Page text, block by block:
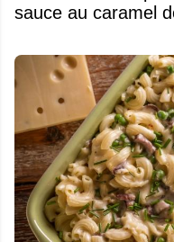
sauce au caramel